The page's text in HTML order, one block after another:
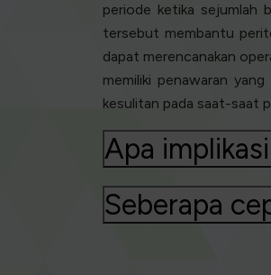
periode ketika sejumlah
tersebut membantu
dapat merencanakan
memiliki penawaran
kesulitan pada saat-saat
Apa
Seberapa